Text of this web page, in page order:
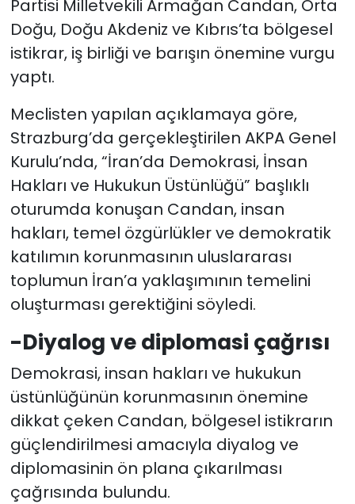
Partisi Milletvekili Armağan Candan, Orta
Doğu, Doğu Akdeniz ve Kıbrıs’ta bölgesel
istikrar, iş birliği ve barışın önemine vurgu
yaptı.
Meclisten yapılan açıklamaya göre,
Strazburg’da gerçekleştirilen AKPA Genel
Kurulu’nda, “İran’da Demokrasi, İnsan
Hakları ve Hukukun Üstünlüğü” başlıklı
oturumda konuşan Candan, insan
hakları, temel özgürlükler ve demokratik
katılımın korunmasının uluslararası
toplumun İran’a yaklaşımının temelini
oluşturması gerektiğini söyledi.
-Diyalog ve diplomasi çağrısı
Demokrasi, insan hakları ve hukukun
üstünlüğünün korunmasının önemine
dikkat çeken Candan, bölgesel istikrarın
güçlendirilmesi amacıyla diyalog ve
diplomasinin ön plana çıkarılması
çağrısında bulundu.
TÜRKiYE
Video Galeri
Yazarlar